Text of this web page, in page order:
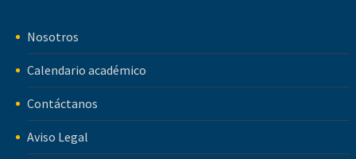
Nosotros
Calendario académico
Contáctanos
Aviso Legal